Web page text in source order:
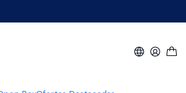
Aquilla Nylgut